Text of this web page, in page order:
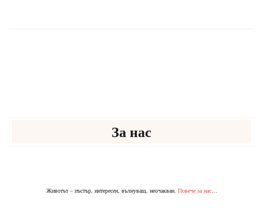
За нас
Животът – пъстър, интересен, вълнуващ, неочакван. Повече за нас…